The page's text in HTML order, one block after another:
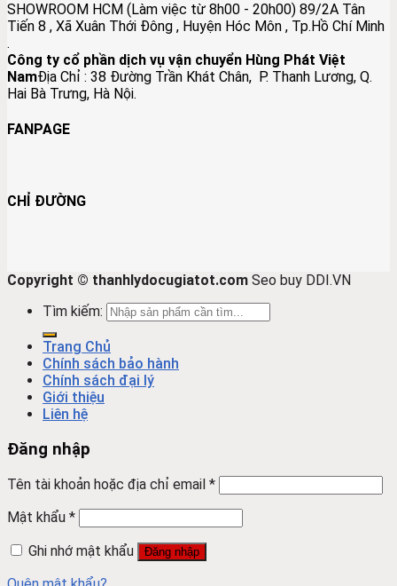
SHOWROOM HCM (Làm việc từ 8h00 - 20h00) 89/2A Tân
Tiến 8 , Xã Xuân Thới Đông , Huyện Hóc Môn , Tp.Hồ Chí Minh
.
Công ty cổ phần dịch vụ vận chuyển Hùng Phát Việt
NamĐịa Chỉ : 38 Đường Trần Khát Chân, P. Thanh Lương, Q.
Hai Bà Trưng, Hà Nội.
FANPAGE
CHỈ ĐƯỜNG
Copyright © thanhlydocugiatot.com Seo buy DDI.VN
Tìm kiếm:
Trang Chủ
Chính sách bảo hành
Chính sách đại lý
Giới thiệu
Liên hệ
Đăng nhập
Tên tài khoản hoặc địa chỉ email *
Mật khẩu *
Ghi nhớ mật khẩu
Đăng nhập